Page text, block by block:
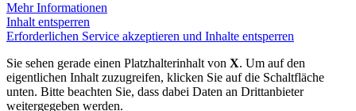
Mehr Informationen
Inhalt entsperren
Erforderlichen Service akzeptieren und Inhalte entsperren
Sie sehen gerade einen Platzhalterinhalt von X. Um auf den
eigentlichen Inhalt zuzugreifen, klicken Sie auf die Schaltfläche
unten. Bitte beachten Sie, dass dabei Daten an Drittanbieter
weitergegeben werden.